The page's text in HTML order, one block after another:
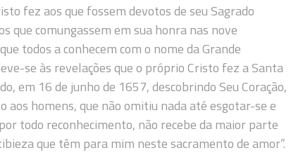
fez aos que fossem devotos de seu Sagrado
que comungassem em sua honra nas nove
todos a conhecem com o nome da Grande
se às revelações que o próprio Cristo fez a Santa
em 16 de junho de 1657, descobrindo Seu Coração,
aos homens, que não omitiu nada até esgotar-se e
todo reconhecimento, não recebe da maior parte
que têm para mim neste sacramento de amor”.